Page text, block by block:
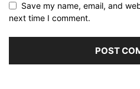
Save my name, email, and
next time I comment.